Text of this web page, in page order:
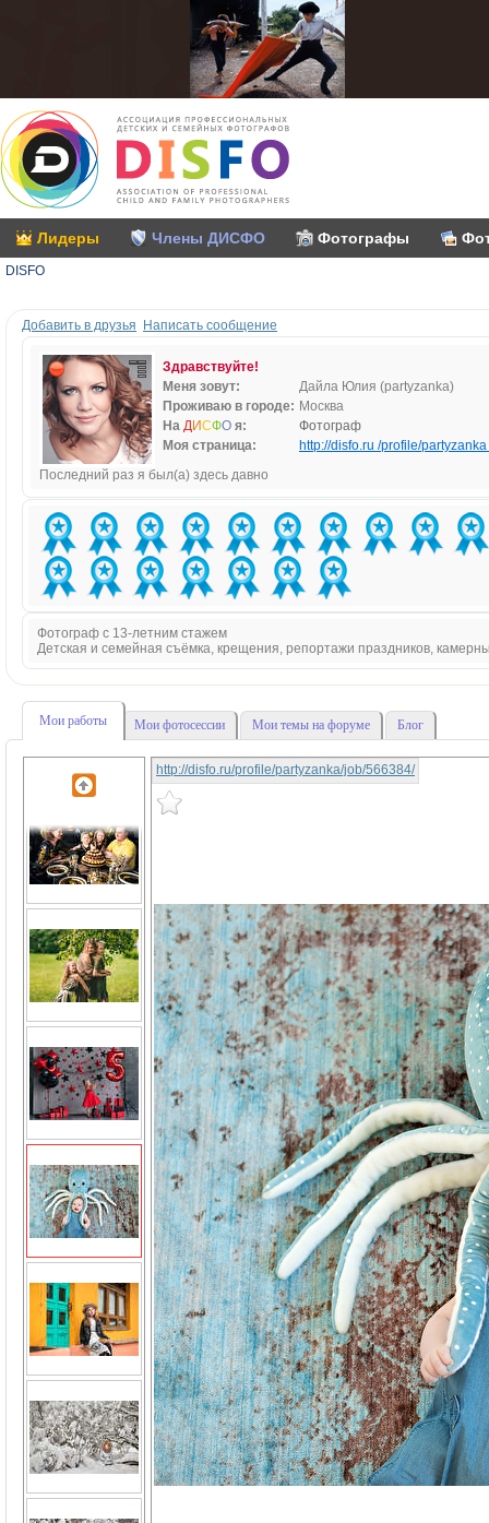
Лидеры Члены ДИСФО Фотографы
DISFO
Добавить в друзья Написать сообщение
Здравствуйте!
Меня зовут:
Дайла Юлия (partyzanka)
Проживаю в городе: Москва
На ДИСФО я:
Фотограф
Моя страница:
http://disfo.ru /profile/partyzanka
Последний раз я был(а) здесь давно
Фотограф с 13-летним стажем
Детская и семейная съёмка, крещения, репортажи праздников,
Мои работы Мои фотосессии Мои темы на форуме Блог
http://disfo.ru/profile/partyzanka/job/566384/